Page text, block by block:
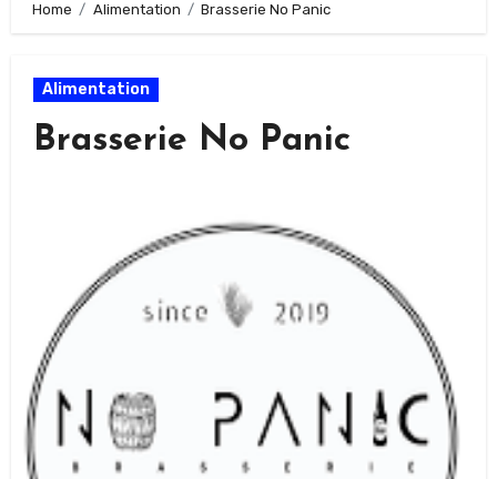
Home Alimentation Brasserie No Panic
Alimentation
Brasserie No Panic